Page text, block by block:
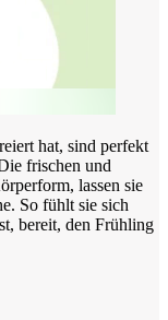
hat, sind perfekt
frischen und
lassen sie
So fühlt sie sich
bereit, den Frühling